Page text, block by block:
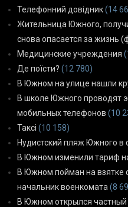
Телефонний довідник(14
Жительница Южного,
снова опасается за жизнь
Медицинские учреждения
Де поїсти? (12 780)
В Южном на улице нашли
В школе Южного проводят
мобильных телефонов (10
Таксі (10 158)
Нудистский пляж Южного в
В Южном изменили тариф
В Южном пойман на взятке
начальник военкомата (8
В Южном открылся частный